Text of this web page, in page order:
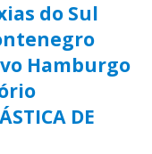
do Sul
Hamburgo
DE